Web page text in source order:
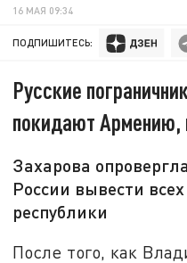
16 МАЯ 09:34
ПОДПИШИТЕСЬ:
Русские
покидают Армению,
Захарова
России вывести
республики
После того, как